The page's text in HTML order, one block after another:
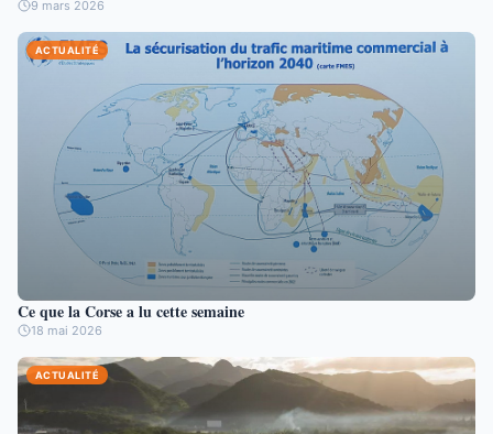
9 mars 2026
ACTUALITÉ
Ce que la Corse a lu cette semaine
18 mai 2026
ACTUALITÉ